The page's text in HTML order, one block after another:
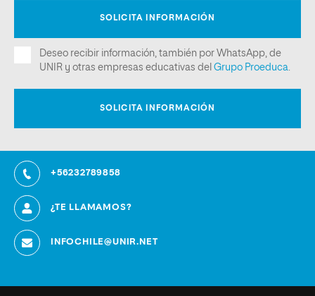
+56232789858
¿TE LLAMAMOS?
INFOCHILE@UNIR.NET